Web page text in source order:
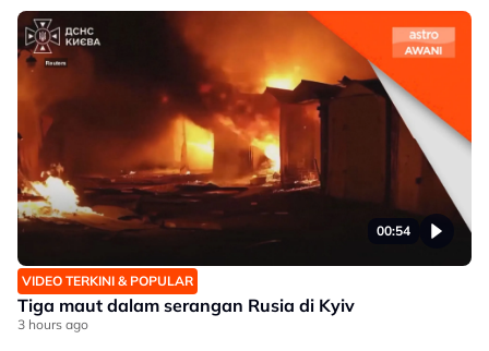
00:54
VIDEO TERKINI & POPULAR
Tiga maut dalam serangan Rusia di Kyiv
3 hours ago